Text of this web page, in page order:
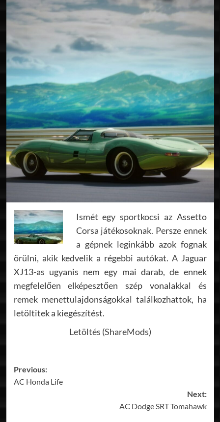
Ismét egy sportkocsi az Assetto
Corsa játékosoknak. Persze ennek
a gépnek leginkább azok fognak
örülni, akik kedvelik a régebbi autókat. A Jaguar
XJ13-as ugyanis nem egy mai darab, de ennek
megfelelően elképesztően szép vonalakkal és
remek menettulajdonságokkal találkozhattok, ha
letöltitek a kiegészítést.
Letöltés (ShareMods)
Post
navigation
Previous:
AC Honda Life
Next:
AC Dodge SRT Tomahawk